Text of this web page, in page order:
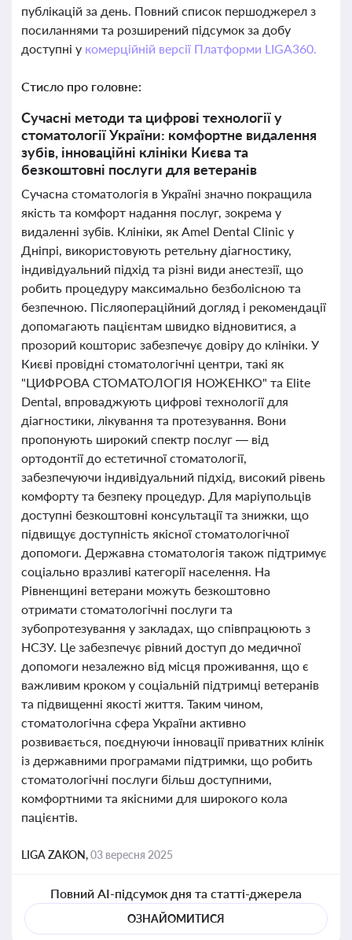
публікацій за день. Повний список першоджерел з
посиланнями та розширений підсумок за добу
доступні у комерційній версії Платформи LIGA360.
Стисло про головне:
Сучасні методи та цифрові технології у
стоматології України: комфортне видалення
зубів, інноваційні клініки Києва та
безкоштовні послуги для ветеранів
Сучасна стоматологія в Україні значно покращила
якість та комфорт надання послуг, зокрема у
видаленні зубів. Клініки, як Amel Dental Clinic у
Дніпрі, використовують ретельну діагностику,
індивідуальний підхід та різні види анестезії, що
робить процедуру максимально безболісною та
безпечною. Післяопераційний догляд і рекомендації
допомагають пацієнтам швидко відновитися, а
прозорий кошторис забезпечує довіру до клініки. У
Києві провідні стоматологічні центри, такі як
"ЦИФРОВА СТОМАТОЛОГІЯ НОЖЕНКО" та Elite
Dental, впроваджують цифрові технології для
діагностики, лікування та протезування. Вони
пропонують широкий спектр послуг — від
ортодонтії до естетичної стоматології,
забезпечуючи індивідуальний підхід, високий рівень
комфорту та безпеку процедур. Для маріупольців
доступні безкоштовні консультації та знижки, що
підвищує доступність якісної стоматологічної
допомоги. Державна стоматологія також підтримує
соціально вразливі категорії населення. На
Рівненщині ветерани можуть безкоштовно
отримати стоматологічні послуги та
зубопротезування у закладах, що співпрацюють з
НСЗУ. Це забезпечує рівний доступ до медичної
допомоги незалежно від місця проживання, що є
важливим кроком у соціальній підтримці ветеранів
та підвищенні якості життя. Таким чином,
стоматологічна сфера України активно
розвивається, поєднуючи інновації приватних клінік
із державними програмами підтримки, що робить
стоматологічні послуги більш доступними,
комфортними та якісними для широкого кола
пацієнтів.
LIGA ZAKON,03 вересня 2025
Повний AI-підсумок дня та статті-джерела
ОЗНАЙОМИТИСЯ